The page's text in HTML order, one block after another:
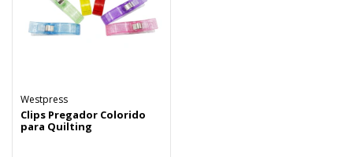
Westpress
Clips Pregador Colorido
para Quilting